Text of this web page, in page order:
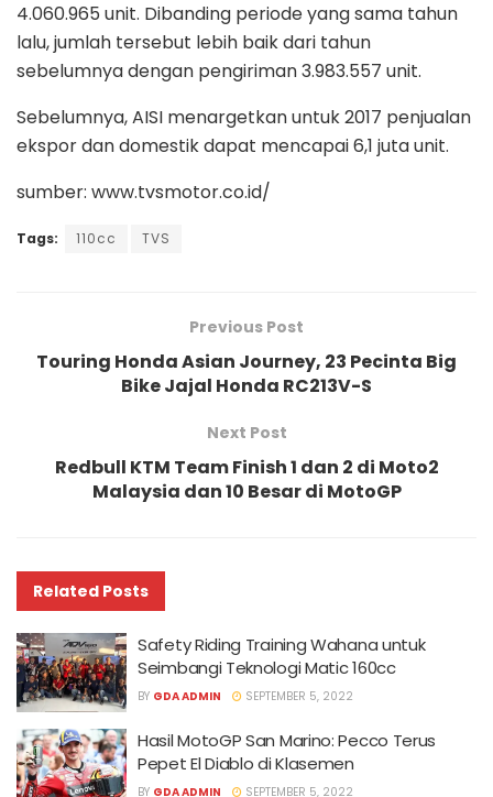
4.060.965 unit. Dibanding periode yang sama tahun
lalu, jumlah tersebut lebih baik dari tahun
sebelumnya dengan pengiriman 3.983.557 unit.
Sebelumnya, AISI menargetkan untuk 2017 penjualan
ekspor dan domestik dapat mencapai 6,1 juta unit.
sumber: www.tvsmotor.co.id/
Tags: 110cc TVS
Previous Post
Touring Honda Asian Journey, 23 Pecinta Big
Bike Jajal Honda RC213V-S
Next Post
Redbull KTM Team Finish 1 dan 2 di Moto2
Malaysia dan 10 Besar di MotoGP
Related Posts
Safety Riding Training Wahana untuk
Seimbangi Teknologi Matic 160cc
BY GDA ADMIN SEPTEMBER 5, 2022
Hasil MotoGP San Marino: Pecco Terus
Pepet El Diablo di Klasemen
BY GDA ADMIN SEPTEMBER 5, 2022